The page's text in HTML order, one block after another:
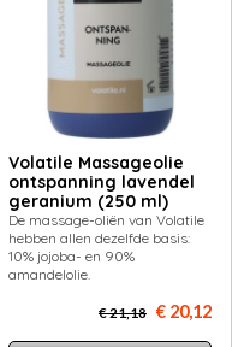
Volatile Massageolie
ontspanning lavendel
geranium (250 ml)
De massage-oliën van Volatile
hebben allen dezelfde basis:
10% jojoba- en 90%
amandelolie.
€ 21,18 € 20,12